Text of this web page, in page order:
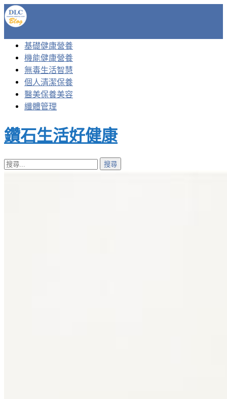
基礎健康營養
機能健康營養
無毒生活智慧
個人清潔保養
醫美保養美容
纖體管理
鑽石生活好健康
搜